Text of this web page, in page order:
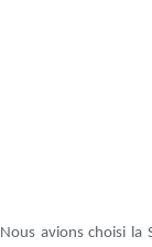
Nous avions choisi la